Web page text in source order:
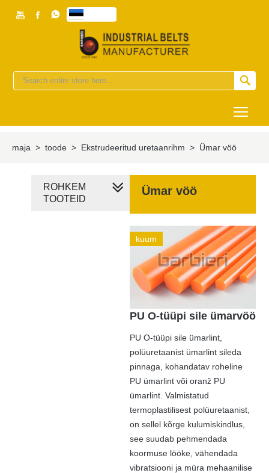
  

maja > toode > Ekstrudeeritud uretaanrihm > Ümar vöö
Ümar vöö
kuum
PU O-tüüpi sile ümarvöö
PU O-tüüpi sile ümarlint,
polüuretaanist ümarlint sileda
pinnaga, kohandatav roheline
PU ümarlint või oranž PU
ümarlint. Valmistatud
termoplastilisest polüuretaanist,
on sellel kõrge kulumiskindlus,
see suudab pehmendada
koormuse lööke, vähendada
vibratsiooni ja müra mehaanilise
ROHKEM
TOOTEID